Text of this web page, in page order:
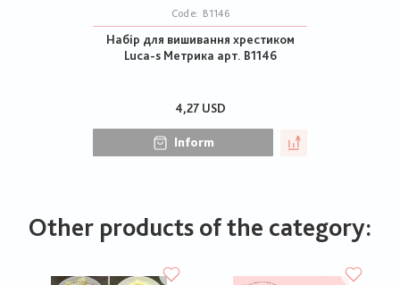
Code: В1146
Набір для вишивання хрестиком
Luca-s Метрика арт. В1146
4,27 USD
Inform
Other products of the category: